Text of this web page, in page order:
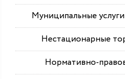
Муниципальные
Нестационарные
Нормативно-